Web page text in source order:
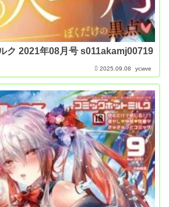
ク 2021年08月号 s011akamj00719
2025.09.08 ycwve